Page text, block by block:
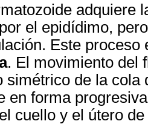
adquiere
el epidídimo,
Este
. El movimiento del
simétrico de la cola
en forma
cuello y el útero